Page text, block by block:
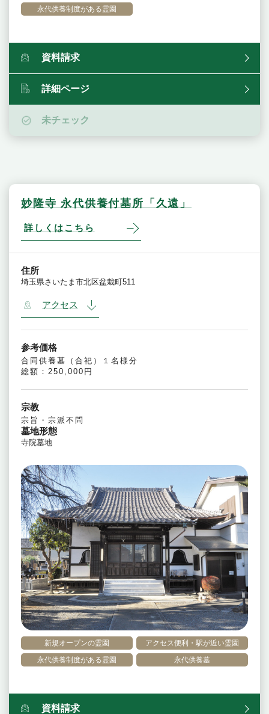
永代供養制度がある霊園
資料請求
詳細ページ
未チェック
妙隆寺 永代供養付墓所「久遠」
詳しくはこちら
新規オープンの霊園
アクセス便利・駅が近い霊園
永代供養制度がある霊園
永代供養墓
住所
埼玉県さいたま市北区盆栽町511
アクセス
参考価格
合同供養墓（合祀）１名様分
総額：250,000円
宗教
宗旨・宗派不問
墓地形態
寺院墓地
資料請求